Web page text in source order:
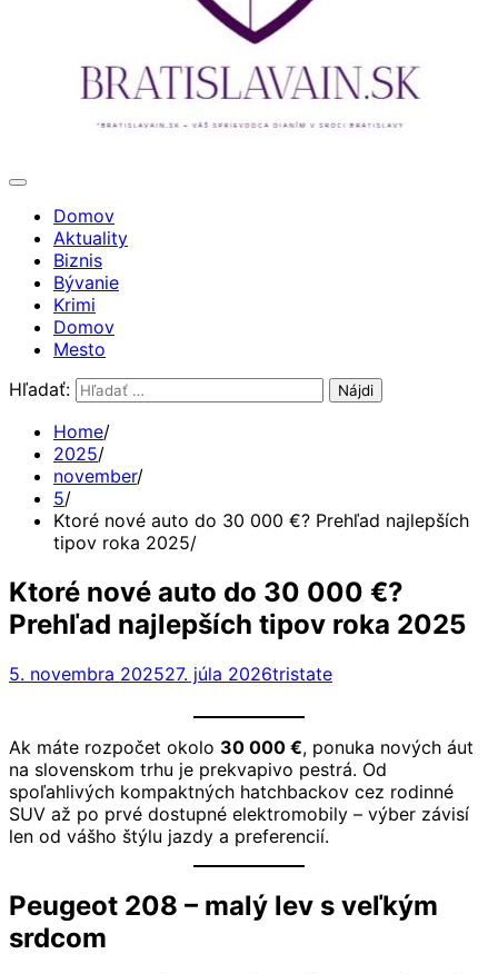
Domov
Aktuality
Biznis
Bývanie
Krimi
Domov
Mesto
Hľadať:
Home
2025
november
5
Ktoré nové auto do 30 000 €? Prehľad najlepších
tipov roka 2025
Ktoré nové auto do 30 000 €?
Prehľad najlepších tipov roka 2025
5. novembra 202527. júla 2026tristate
Ak máte rozpočet okolo 30 000 €, ponuka nových áut
na slovenskom trhu je prekvapivo pestrá. Od
spoľahlivých kompaktných hatchbackov cez rodinné
SUV až po prvé dostupné elektromobily – výber závisí
len od vášho štýlu jazdy a preferencií.
Peugeot 208 – malý lev s veľkým
srdcom